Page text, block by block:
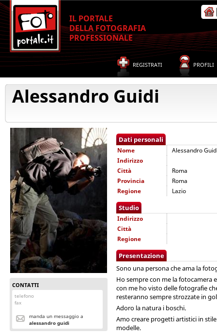
IL PORTALE
DELLA FOTOGRAFIA
PROFESSIONALE
REGISTRATI PROFILI
Alessandro Guidi
CONTATTI
telefono
fax
manda un messaggio a
alessandro guidi
Dati personali
Nome
Alessandro
Indirizzo
Città
Roma
Provincia
Roma
Regione
Lazio
Studio
Indirizzo
Città
Regione
Presentazione
Sono una persona che ama la
Ho sempre con me la fotocamera
con me ho visto delle fotografie
resteranno sempre strozzate in
Adoro la natura i boschi.
Amo creare progetti artistici in
modelle.